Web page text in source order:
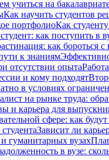
учиться на
Как научить студентов
портфолиоКак
как поступить в
как бороться
к знаниям
отсутствии опыта
и кому подходят
в условиях
на рынке труда:
и карьера для
сфере: как
Зависит ли
гуманитарных вузах
в вузе: